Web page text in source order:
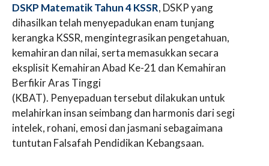
DSKP Matematik Tahun 4 KSSR, DSKP yang
dihasilkan telah menyepadukan enam tunjang
kerangka KSSR, mengintegrasikan pengetahuan,
kemahiran dan nilai, serta memasukkan secara
eksplisit Kemahiran Abad Ke-21 dan Kemahiran
Berfikir Aras Tinggi
(KBAT). Penyepaduan tersebut dilakukan untuk
melahirkan insan seimbang dan harmonis dari segi
intelek, rohani, emosi dan jasmani sebagaimana
tuntutan Falsafah Pendidikan Kebangsaan.